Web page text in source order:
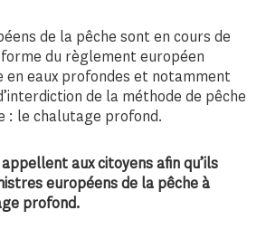
de la pêche sont en cours de
du règlement européen
en eaux profondes et notamment
de la méthode de pêche
: le chalutage profond.
appellent aux citoyens afin qu’ils
européens de la pêche à
profond.